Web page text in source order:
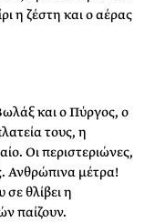
η ζέστη και ο αέρας
και ο Πύργος, ο
τους, η
Οι περιστεριώνες,
Ανθρώπινα μέτρα!
θλίβει η
παίζουν.